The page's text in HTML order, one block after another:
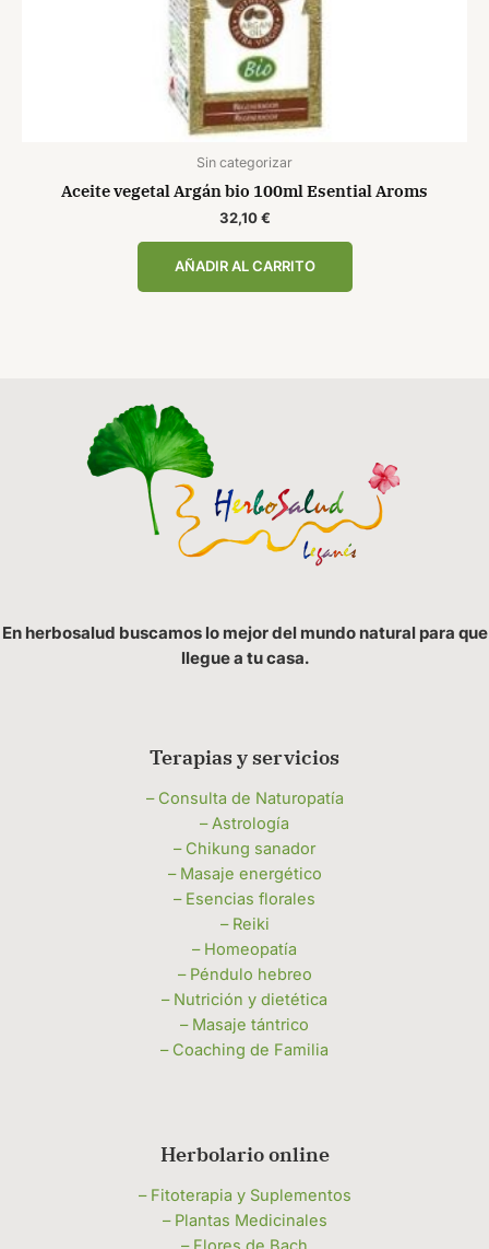
Sin categorizar
Aceite vegetal Argán bio 100ml Esential Aroms
32,10€
AÑADIR AL CARRITO
En herbosalud buscamos lo mejor del mundo natural para que
llegue a tu casa.
Terapias y servicios
– Consulta de Naturopatía
– Astrología
– Chikung sanador
– Masaje energético
– Esencias florales
– Reiki
– Homeopatía
– Péndulo hebreo
– Nutrición y dietética
– Masaje tántrico
– Coaching de Familia
Herbolario online
– Fitoterapia y Suplementos
– Plantas Medicinales